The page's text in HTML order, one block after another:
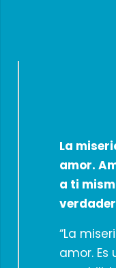
La
amor.
a ti
“La
amor. Es